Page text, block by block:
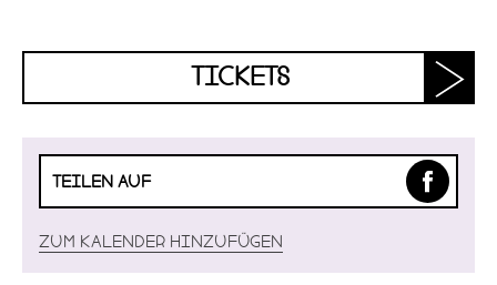
TICKETS
TEILEN AUF
Zum Kalender hinzufügen